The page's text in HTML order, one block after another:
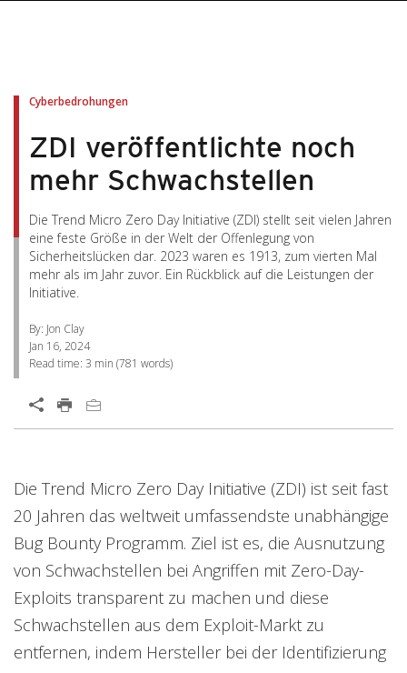
Cyberbedrohungen
ZDI veröffentlichte noch
mehr Schwachstellen
Die Trend Micro Zero Day Initiative (ZDI) stellt seit vielen Jahren
eine feste Größe in der Welt der Offenlegung von
Sicherheitslücken dar. 2023 waren es 1913, zum vierten Mal
mehr als im Jahr zuvor. Ein Rückblick auf die Leistungen der
Initiative.
By: Jon Clay
Jan 16, 2024
Read time: 3 min (781 words)
Open On A New Tab
Die Trend Micro Zero Day Initiative (ZDI) ist seit fast
20 Jahren das weltweit umfassendste unabhängige
Bug Bounty Programm. Ziel ist es, die Ausnutzung
von Schwachstellen bei Angriffen mit Zero-Day-
Exploits transparent zu machen und diese
Schwachstellen aus dem Exploit-Markt zu
entfernen, indem Hersteller bei der Identifizierung
Open On A New Tab